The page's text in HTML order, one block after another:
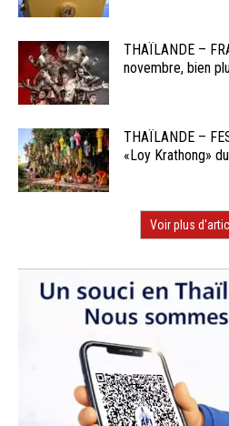
THAÏLANDE –
novembre, bien
THAÏLANDE –
«Loy Krathong»
Voir plus